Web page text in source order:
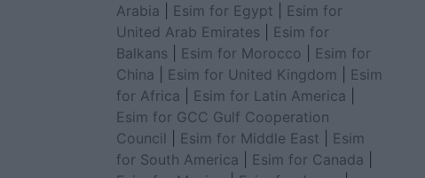
Arabia
Esim for Egypt
Esim for
United Arab Emirates
Esim for
Balkans
Esim for Morocco
Esim for
China
Esim for United Kingdom
Esim
for Africa
Esim for Latin America
Esim for GCC Gulf Cooperation
Council
Esim for Middle East
Esim
for South America
Esim for Canada